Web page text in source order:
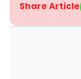
Share Article